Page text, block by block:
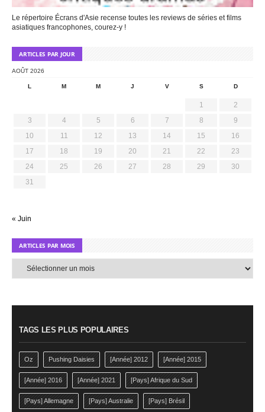
Le répertoire Écrans d'Asie recense toutes les reviews de séries et films
asiatiques francophones, courez-y !
ARTICLES PAR JOUR
AOÛT 2026
L M M J V S D
1
2
3
4 5 6 7 8
9
10
11 12 13 14 15
16
17
18 19 20 21 22
23
24
25 26 27 28 29
30
31
« Juin
ARTICLES PAR MOIS
TAGS LES PLUS POPULAIRES
Oz Pushing Daisies [Année] 2012 [Année] 2015
[Année] 2016 [Année] 2021 [Pays] Afrique du Sud
[Pays] Allemagne [Pays] Australie [Pays] Brésil